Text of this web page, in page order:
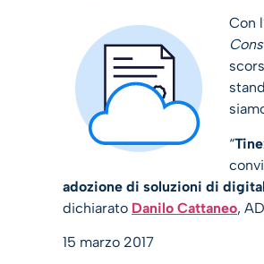
Con
“
adozione di soluzioni di
dichiarato Danilo Cattaneo,
15 marzo 2017